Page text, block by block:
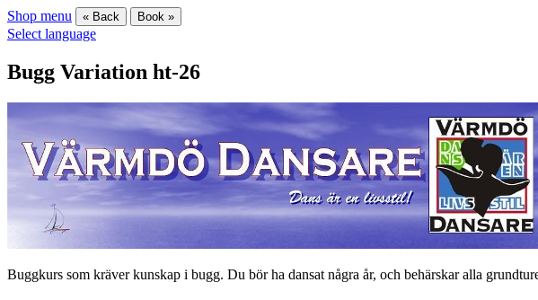
Shop menu « Back Book »
Select language
Bugg Variation ht-26
Buggkurs som kräver kunskap i bugg. Du bör ha dansat några år, och behärskar alla